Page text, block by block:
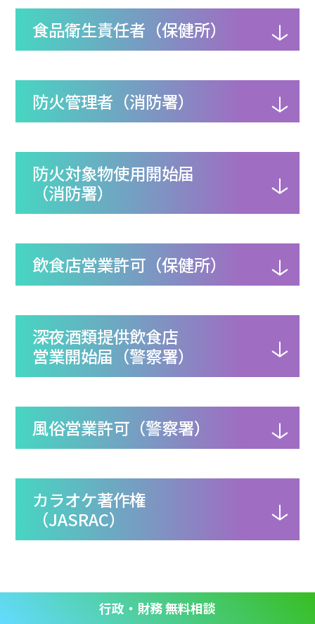
食品衛生責任者（保健所）
防火管理者（消防署）
防火対象物使用開始届
（消防署）
飲食店営業許可（保健所）
深夜酒類提供飲食店
営業開始届（警察署）
風俗営業許可（警察署）
カラオケ著作権
（JASRAC）
バー・スナックの
行政・財務 無料相談